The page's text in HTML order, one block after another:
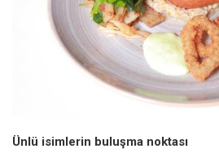
Ünlü isimlerin buluşma noktası